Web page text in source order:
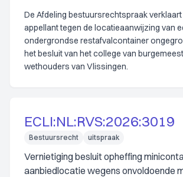
De Afdeling bestuursrechtspraak
appellant tegen de locatieaanwijzing van
ondergrondse restafvalcontainer
het besluit van het college van
wethouders van Vlissingen.
ECLI:NL:RVS:2026:3019
Bestuursrecht uitspraak
Vernietiging besluit opheffing
aanbiedlocatie wegens onvoldoende